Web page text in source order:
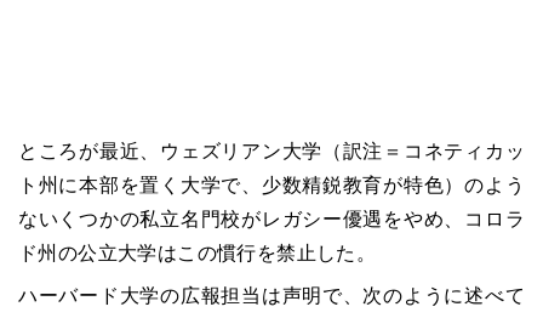
ところが最近、ウェズリアン大学（訳注＝コネティカッ
ト州に本部を置く大学で、少数精鋭教育が特色）のよう
ないくつかの私立名門校がレガシー優遇をやめ、コロラ
ド州の公立大学はこの慣行を禁止した。
ハーバード大学の広報担当は声明で、次のように述べて